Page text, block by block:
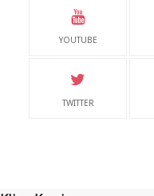
YOUTUBE
TWITTER